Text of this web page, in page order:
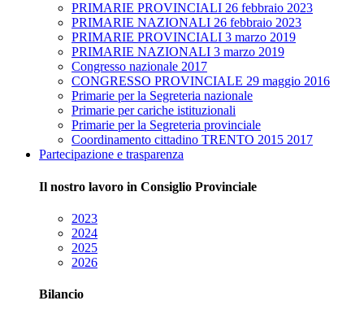
PRIMARIE PROVINCIALI 26 febbraio 2023
PRIMARIE NAZIONALI 26 febbraio 2023
PRIMARIE PROVINCIALI 3 marzo 2019
PRIMARIE NAZIONALI 3 marzo 2019
Congresso nazionale 2017
CONGRESSO PROVINCIALE 29 maggio 2016
Primarie per la Segreteria nazionale
Primarie per cariche istituzionali
Primarie per la Segreteria provinciale
Coordinamento cittadino TRENTO 2015 2017
Partecipazione e trasparenza
Il nostro lavoro in Consiglio Provinciale
2023
2024
2025
2026
Bilancio